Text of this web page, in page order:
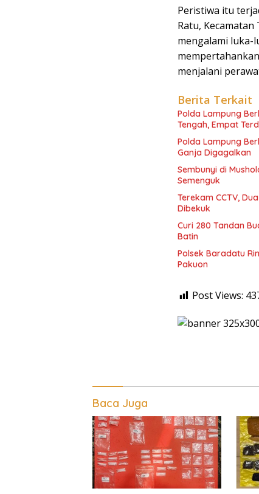
Peristiwa itu
Ratu,
mengalami luka-
menjalani
Berita Terkait
Polda Lampung
Tengah, Empat
Polda Lampung
Ganja Digagalkan
Sembunyi di
Semenguk
Terekam CCTV,
Dibekuk
Curi 280 Tandan
Batin
Polsek Baradatu
Pakuon
Post Views:
Baca Juga